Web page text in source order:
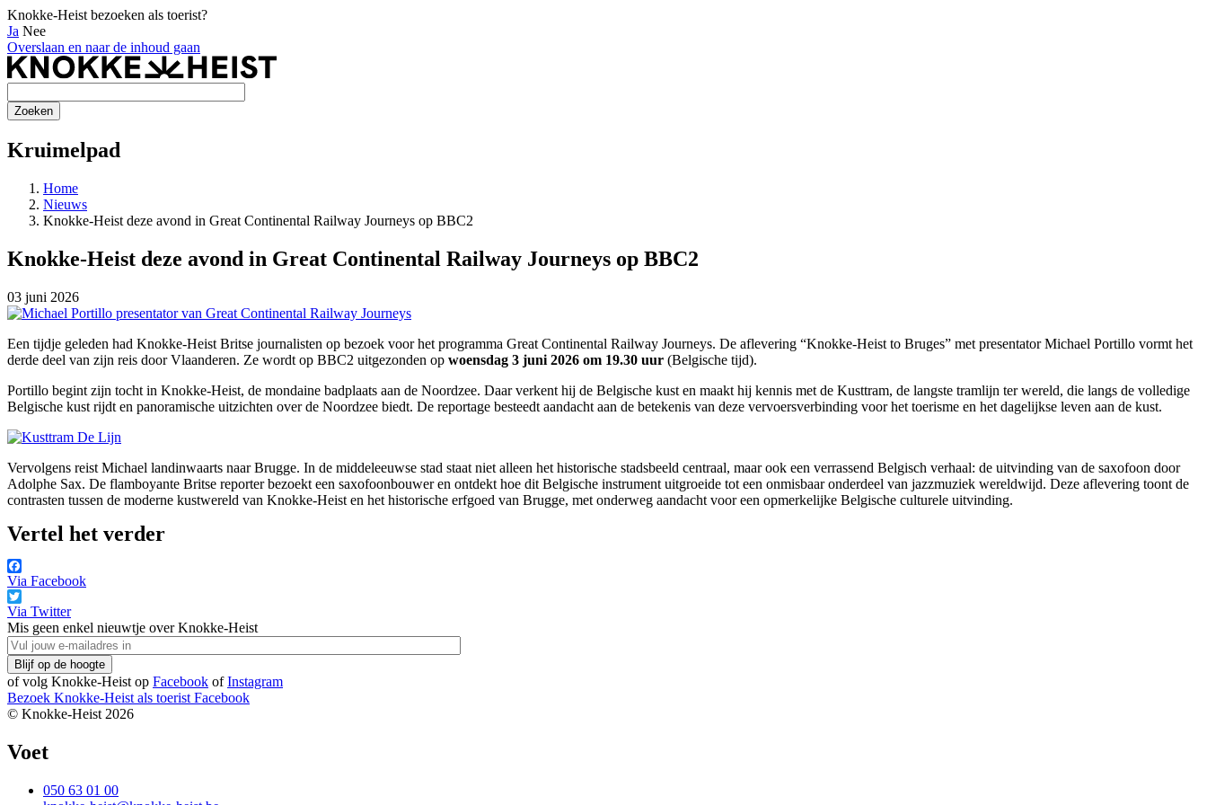
Knokke-Heist bezoeken als toerist?
Ja Nee
Overslaan en naar de inhoud gaan
Kruimelpad
Home
Nieuws
Knokke-Heist deze avond in Great Continental Railway Journeys op BBC2
Knokke-Heist deze avond in Great Continental Railway Journeys op BBC2
03 juni 2026
Een tijdje geleden had Knokke-Heist Britse journalisten op bezoek voor het programma Great Continental Railway Journeys. De aflevering “Knokke-Heist to Bruges” met presentator Michael Portillo vormt het
derde deel van zijn reis door Vlaanderen. Ze wordt op BBC2 uitgezonden op woensdag 3 juni 2026 om 19.30 uur (Belgische tijd).
Portillo begint zijn tocht in Knokke-Heist, de mondaine badplaats aan de Noordzee. Daar verkent hij de Belgische kust en maakt hij kennis met de Kusttram, de langste tramlijn ter wereld, die langs de volledige
Belgische kust rijdt en panoramische uitzichten over de Noordzee biedt. De reportage besteedt aandacht aan de betekenis van deze vervoersverbinding voor het toerisme en het dagelijkse leven aan de kust.
Vervolgens reist Michael landinwaarts naar Brugge. In de middeleeuwse stad staat niet alleen het historische stadsbeeld centraal, maar ook een verrassend Belgisch verhaal: de uitvinding van de saxofoon door
Adolphe Sax. De flamboyante Britse reporter bezoekt een saxofoonbouwer en ontdekt hoe dit Belgische instrument uitgroeide tot een onmisbaar onderdeel van jazzmuziek wereldwijd. Deze aflevering toont de
contrasten tussen de moderne kustwereld van Knokke-Heist en het historische erfgoed van Brugge, met onderweg aandacht voor een opmerkelijke Belgische culturele uitvinding.
Vertel het verder
Via Facebook
Via Twitter
Mis geen enkel nieuwtje over Knokke-Heist
of volg Knokke-Heist op Facebook ofInstagram
Bezoek Knokke-Heist als toerist Facebook
© Knokke-Heist 2026
Voet
050 63 01 00